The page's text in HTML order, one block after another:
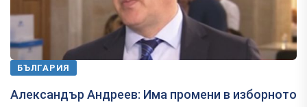
БЪЛГАРИЯ
Александър Андреев: Има промени в изборното